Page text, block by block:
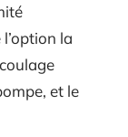
la
et le